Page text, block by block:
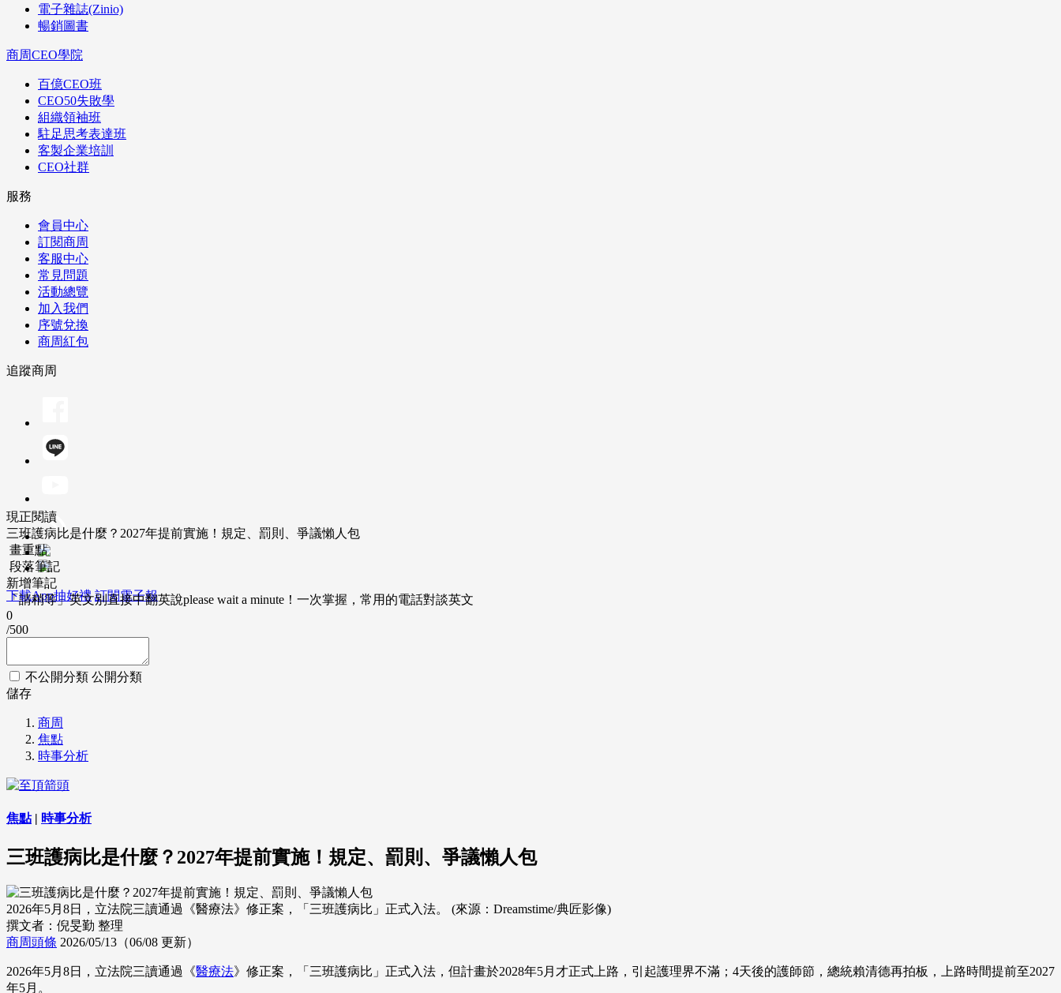
電子雜誌(Zinio)
暢銷圖書
商周CEO學院
百億CEO班
CEO50失敗學
組織領袖班
駐足思考表達班
客製企業培訓
CEO社群
服務
會員中心
訂閱商周
客服中心
常見問題
活動總覽
加入我們
序號兌換
商周紅包
追蹤商周
下載App抽好禮 訂閱電子報
現正閱讀
三班護病比是什麼？2027年提前實施！規定、罰則、爭議懶人包
畫重點
段落筆記
新增筆記
「請稍等」英文別直接中翻英說please wait a minute！一次掌握，常用的電話對談英文
0
/500
不公開分類 公開分類
儲存
商周
焦點
時事分析
焦點| 時事分析
三班護病比是什麼？2027年提前實施！規定、罰則、爭議懶人包
2026年5月8日，立法院三讀通過《醫療法》修正案，「三班護病比」正式入法。 (來源：Dreamstime/典匠影像)
撰文者：倪旻勤 整理
商周頭條 2026/05/13（06/08 更新）
2026年5月8日，立法院三讀通過《醫療法》修正案，「三班護病比」正式入法，但計畫於2028年5月才正式上路，引起護理界不滿；4天後的護師節，總統賴清德再拍板，上路時間提前至2027
年5月。